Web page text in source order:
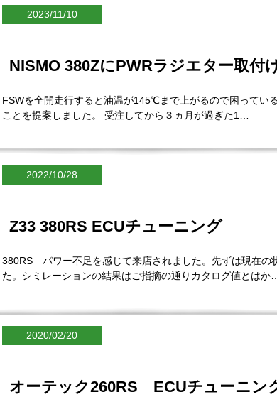
2023/11/10
NISMO 380ZにPWRラジエター取付
FSWを全開走行すると油温が145℃まで上がるので困ってい
ことを提案しました。 受注してから３ヵ月が過ぎた1…
2022/10/28
Z33 380RS ECUチューニング
380RS パワー不足を感じて来店されました。先ずは現在の
た。シミレーションの結果はご指摘の通りカタログ値とはか…
2020/02/20
オーテック260RS ECUチューニン